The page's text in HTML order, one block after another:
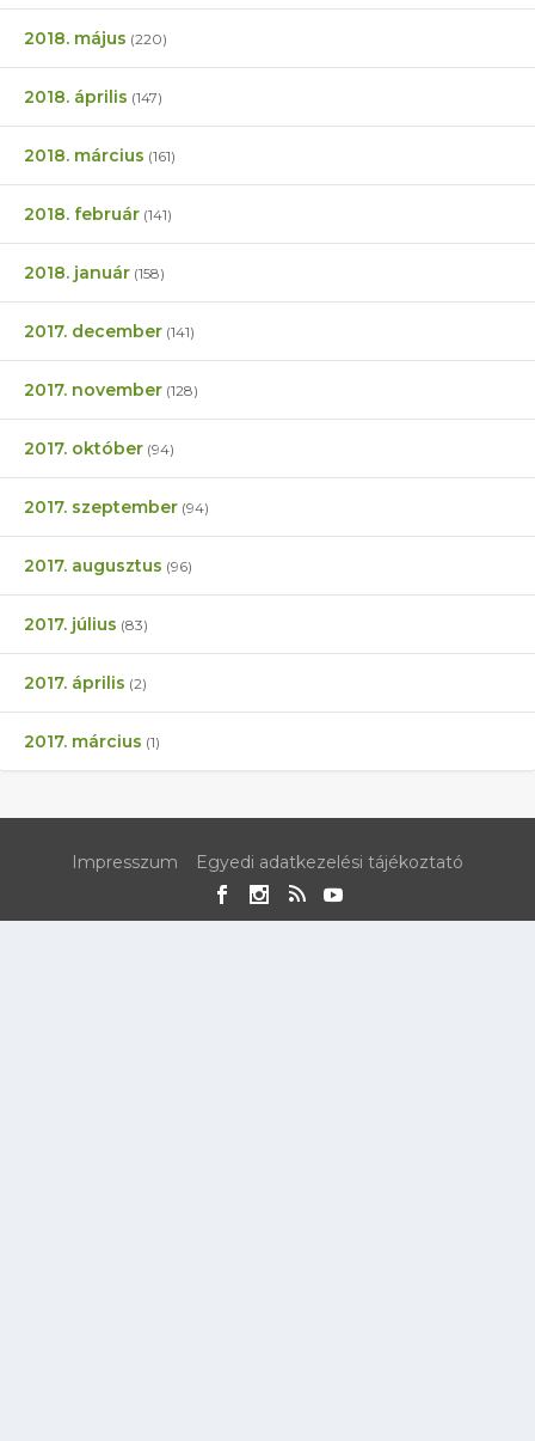
2018. május (220)
2018. április (147)
2018. március (161)
2018. február (141)
2018. január (158)
2017. december (141)
2017. november (128)
2017. október (94)
2017. szeptember (94)
2017. augusztus (96)
2017. július (83)
2017. április (2)
2017. március (1)
Impresszum Egyedi adatkezelési tájékoztató